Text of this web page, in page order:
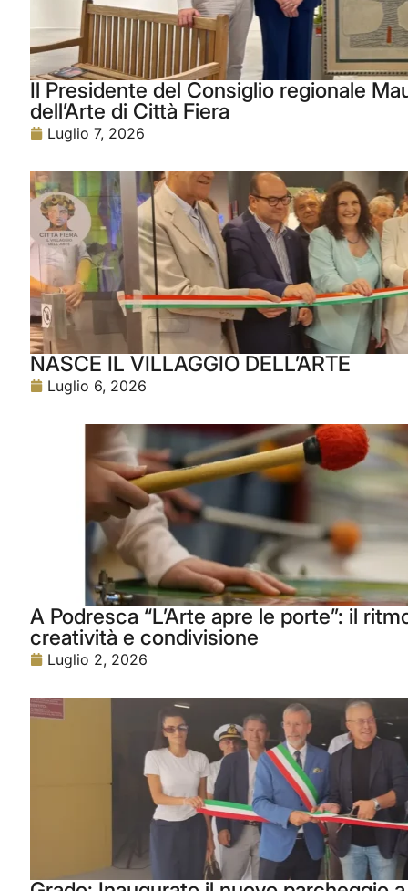
Il Presidente del Consiglio regionale
dell’Arte di Città Fiera
Luglio 7, 2026
NASCE IL VILLAGGIO DELL’ARTE
Luglio 6, 2026
A Podresca “L’Arte apre le porte”: il
creatività e condivisione
Luglio 2, 2026